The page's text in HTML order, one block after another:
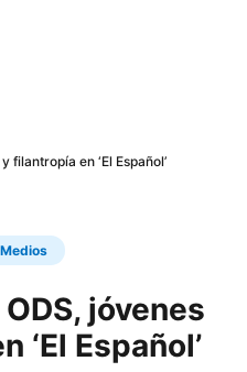
filantropía en ‘El Español’
jóvenes
‘El Español’